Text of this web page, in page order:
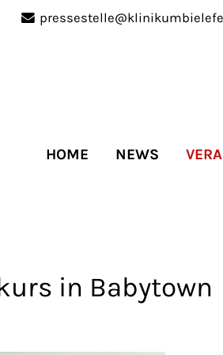
HOME NEWS
in Babytown